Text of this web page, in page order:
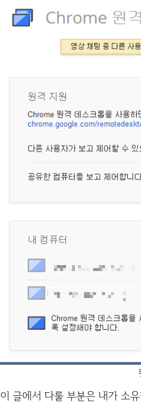
이 글에서 다룰 부분은 내가 소